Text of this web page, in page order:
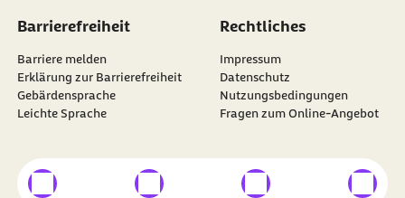
Barrierefreiheit
Barriere melden
Erklärung zur Barrierefreiheit
Gebärdensprache
Leichte Sprache
Rechtliches
Impressum
Datenschutz
Nutzungsbedingungen
Fragen zum Online-Angebot
externer Link externer Link externer Link